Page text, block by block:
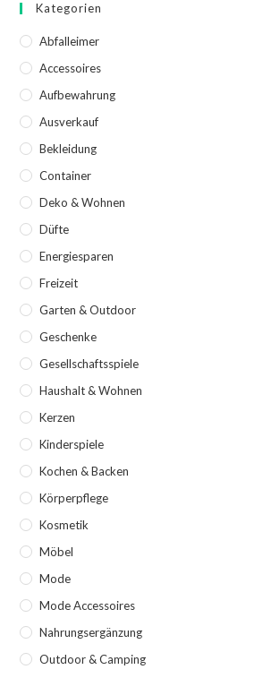
Kategorien
Abfalleimer
Accessoires
Aufbewahrung
Ausverkauf
Bekleidung
Container
Deko & Wohnen
Düfte
Energiesparen
Freizeit
Garten & Outdoor
Geschenke
Gesellschaftsspiele
Haushalt & Wohnen
Kerzen
Kinderspiele
Kochen & Backen
Körperpflege
Kosmetik
Möbel
Mode
Mode Accessoires
Nahrungsergänzung
Outdoor & Camping